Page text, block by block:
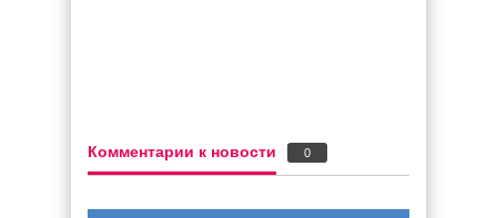
Комментарии к новости 0